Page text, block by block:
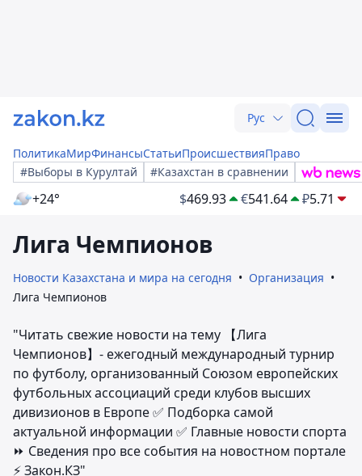
Рус
ПолитикаМирФинансыСтатьиПроисшествияПраво
#Выборы в Курултай
#Казахстан в сравнении
+24° $469.93 €541.64 ₽5.71
Лига Чемпионов
Новости Казахстана и мира на сегодня
Организация
Лига Чемпионов
"Читать свежие новости на тему 【Лига
Чемпионов】- ежегодный международный турнир
по футболу, организованный Союзом европейских
футбольных ассоциаций среди клубов высших
дивизионов в Европе ✅ Подборка самой
актуальной информации ✅ Главные новости спорта
⏩ Сведения про все события на новостном портале
⚡️ Закон.КЗ"